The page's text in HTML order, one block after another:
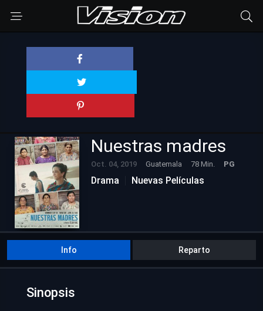
Nuestras madres
Oct. 04, 2019 Guatemala 78 Min. PG
Drama Nuevas Películas
Info Reparto
Sinopsis